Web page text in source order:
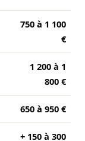
750 à 1 100
€
1 200 à 1
800 €
650 à 950 €
+ 150 à 300